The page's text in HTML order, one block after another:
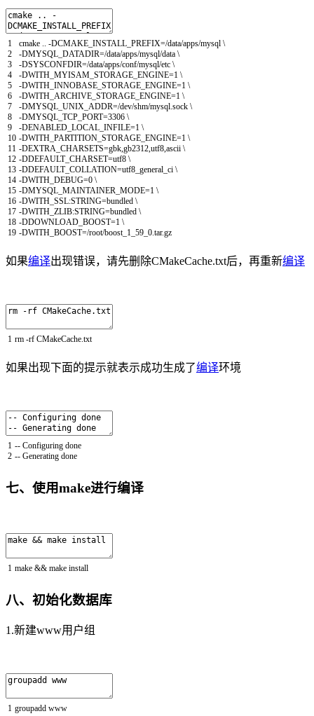
1
2
3
4
5
6
7
8
9
10
11
12
13
14
15
16
17
18
19
cmake .. -DCMAKE_INSTALL_PREFIX=/data/apps/mysql \
-DMYSQL_DATADIR=/data/apps/mysql/data \
-DSYSCONFDIR=/data/apps/conf/mysql/etc \
-DWITH_MYISAM_STORAGE_ENGINE=1 \
-DWITH_INNOBASE_STORAGE_ENGINE=1 \
-DWITH_ARCHIVE_STORAGE_ENGINE=1 \
-DMYSQL_UNIX_ADDR=/dev/shm/mysql.sock \
-DMYSQL_TCP_PORT=3306 \
-DENABLED_LOCAL_INFILE=1 \
-DWITH_PARTITION_STORAGE_ENGINE=1 \
-DEXTRA_CHARSETS=gbk,gb2312,utf8,ascii \
-DDEFAULT_CHARSET=utf8 \
-DDEFAULT_COLLATION=utf8_general_ci \
-DWITH_DEBUG=0 \
-DMYSQL_MAINTAINER_MODE=1 \
-DWITH_SSL:STRING=bundled \
-DWITH_ZLIB:STRING=bundled \
-DDOWNLOAD_BOOST=1 \
-DWITH_BOOST=/root/boost_1_59_0.tar.gz
如果编译出现错误，请先删除CMakeCache.txt后，再重新编译
1 rm -rf CMakeCache.txt
如果出现下面的提示就表示成功生成了编译环境
1
2
-- Configuring done
-- Generating done
七、使用make进行编译
1 make && make install
八、初始化数据库
1.新建www用户组
1 groupadd www